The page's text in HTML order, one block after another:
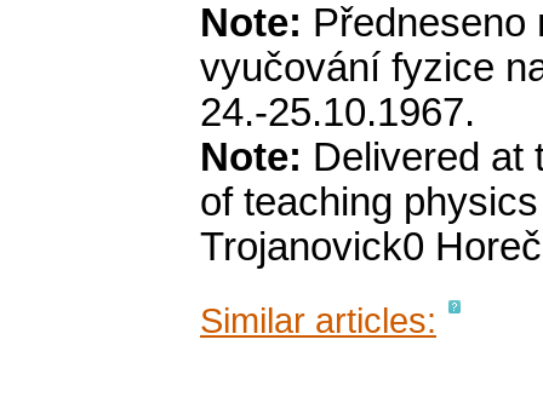
Note: Předneseno
vyučování fyzice
24.-25.10.1967.
Note: Delivered at
of teaching
Trojanovick0
Similar articles: